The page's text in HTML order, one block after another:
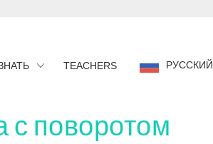
TEACHERS РУССКИЙ
с поворотом